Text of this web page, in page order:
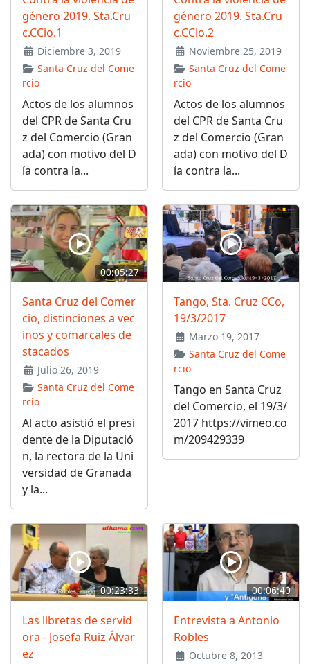
género 2019. Sta.Cru
c.CCio.1
Diciembre 3, 2019
Santa Cruz del Come
rcio
Actos de los alumnos
del CPR de Santa Cru
z del Comercio (Gran
ada) con motivo del D
ía contra la...
género 2019. Sta.Cru
c.CCio.2
Noviembre 25, 2019
Santa Cruz del Come
rcio
Actos de los alumnos
del CPR de Santa Cru
z del Comercio (Gran
ada) con motivo del D
ía contra la...
00:05:27
Santa Cruz del Comer
cio, distinciones a vec
inos y comarcales de
stacados
Julio 26, 2019
Santa Cruz del Come
rcio
Al acto asistió el presi
dente de la Diputació
n, la rectora de la Uni
versidad de Granada
y la...
Tango, Sta. Cruz CCo,
19/3/2017
Marzo 19, 2017
Santa Cruz del Come
rcio
Tango en Santa Cruz
del Comercio, el 19/3/
2017 https://vimeo.co
m/209429339
00:23:33
Las libretas de servid
ora - Josefa Ruiz Álvar
ez
00:06:40
Entrevista a Antonio
Robles
Octubre 8, 2013